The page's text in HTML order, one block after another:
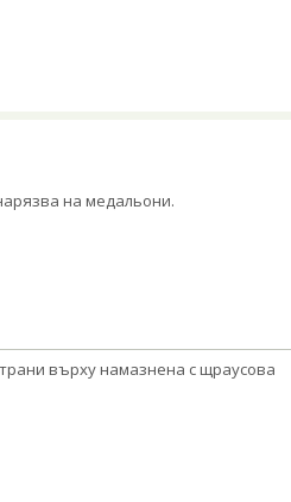
на медальони.
върху намазнена с щраусова